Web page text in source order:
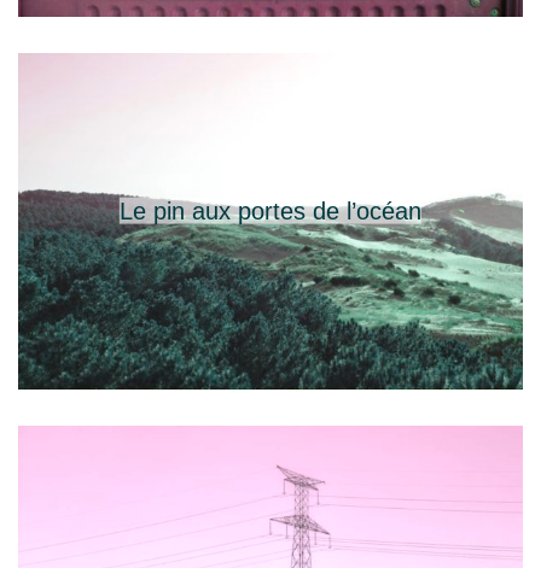
Le pin aux portes de l’océan